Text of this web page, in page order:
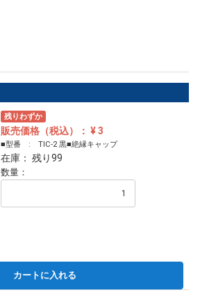
残りわずか
販売価格（税込）： ¥ 3
■型番 : TIC-2 黒■絶縁キャップ
在庫： 残り99
数量：
カートに入れる